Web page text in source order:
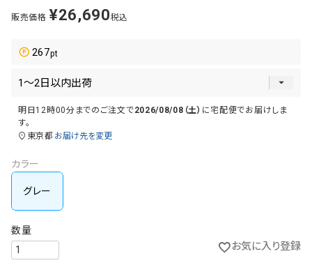
販売価格 ¥26,690税込
267
明日12時00分 までのご注文で2026/08/08（土） に宅配便でお届けしま
す。
東京都 お届け先を変更
カラー
グレー
お気に入り登録